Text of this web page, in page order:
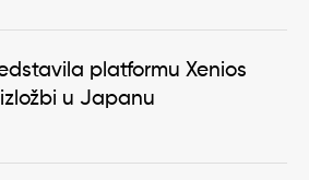
platformu Xenios
u Japanu